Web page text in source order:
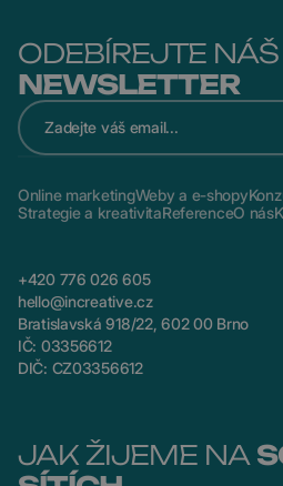
ODEBÍREJTE NÁŠ
NEWSLETTER
Online marketingWeby a e-shopy
Strategie a kreativitaReferenceO nás
+420 776 026 605
hello@increative.cz
Bratislavská 918/22, 602 00 Brno
IČ: 03356612
DIČ: CZ03356612
JAK ŽIJEME NA